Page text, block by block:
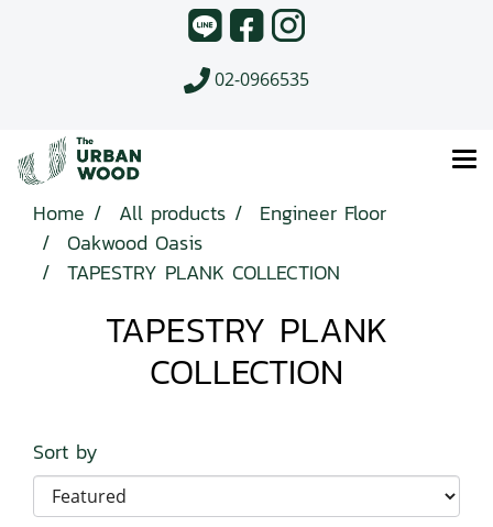
02-0966535
Home All products
Engineer Floor
Oakwood Oasis
TAPESTRY PLANK COLLECTION
TAPESTRY PLANK
COLLECTION
Sort by